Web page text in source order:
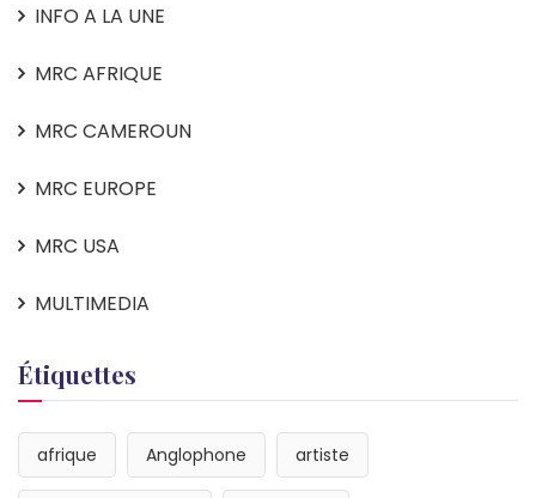
INFO A LA UNE
MRC AFRIQUE
MRC CAMEROUN
MRC EUROPE
MRC USA
MULTIMEDIA
Étiquettes
afrique Anglophone artiste